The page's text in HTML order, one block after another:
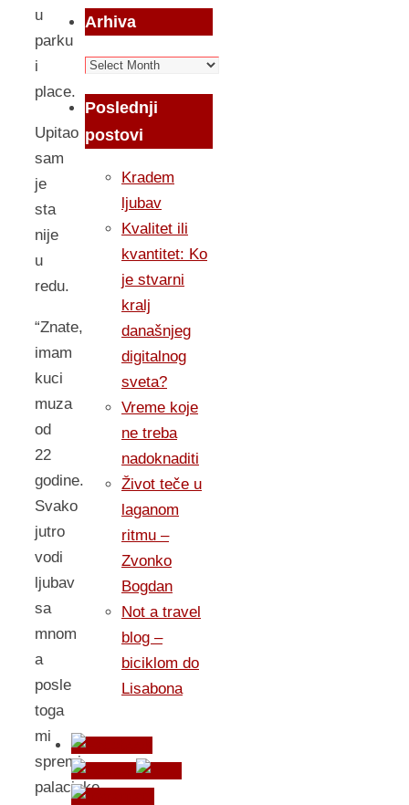
u
parku
i
place.
Upitao
sam
je
sta
nije
u
redu.
“Znate,
imam
kuci
muza
od
22
godine.
Svako
jutro
vodi
ljubav
sa
mnom
a
posle
toga
mi
spremi
palacinke,
Arhiva
Arhiva
Poslednji
postovi
Kradem
ljubav
Kvalitet ili
kvantitet: Ko
je stvarni
kralj
današnjeg
digitalnog
sveta?
Vreme koje
ne treba
nadoknaditi
Život teče u
laganom
ritmu –
Zvonko
Bogdan
Not a travel
blog –
biciklom do
Lisabona